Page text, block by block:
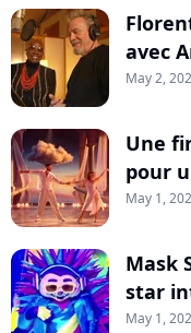
avec
May 2,
Une
pour
May 1,
Mask
star
May 1,